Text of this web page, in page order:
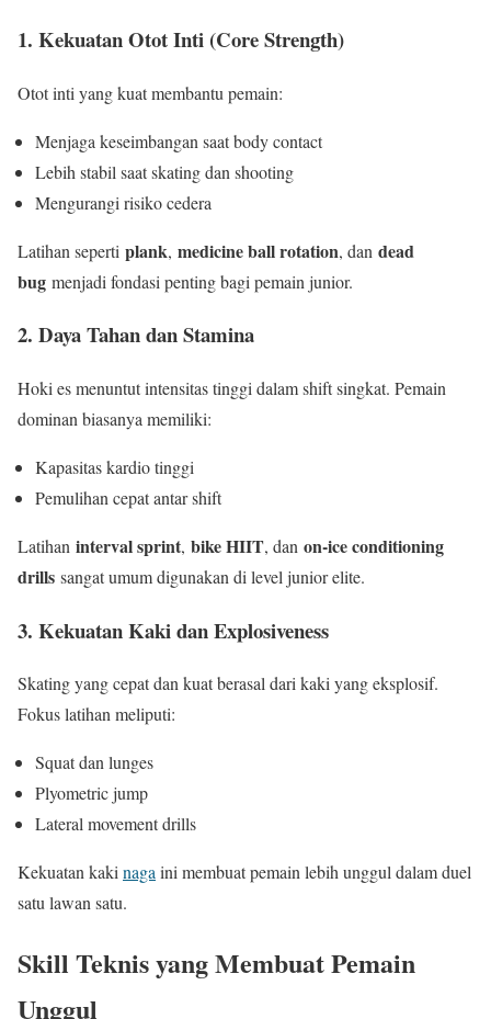
1. Kekuatan Otot Inti (Core Strength)
Otot inti yang kuat membantu pemain:
Menjaga keseimbangan saat body contact
Lebih stabil saat skating dan shooting
Mengurangi risiko cedera
Latihan seperti plank, medicine ball rotation, dan dead
bug menjadi fondasi penting bagi pemain junior.
2. Daya Tahan dan Stamina
Hoki es menuntut intensitas tinggi dalam shift singkat. Pemain
dominan biasanya memiliki:
Kapasitas kardio tinggi
Pemulihan cepat antar shift
Latihan interval sprint, bike HIIT, dan on-ice conditioning
drills sangat umum digunakan di level junior elite.
3. Kekuatan Kaki dan Explosiveness
Skating yang cepat dan kuat berasal dari kaki yang eksplosif.
Fokus latihan meliputi:
Squat dan lunges
Plyometric jump
Lateral movement drills
Kekuatan kakinagaini membuat pemain lebih unggul dalam duel
satu lawan satu.
Skill Teknis yang Membuat Pemain
Unggul